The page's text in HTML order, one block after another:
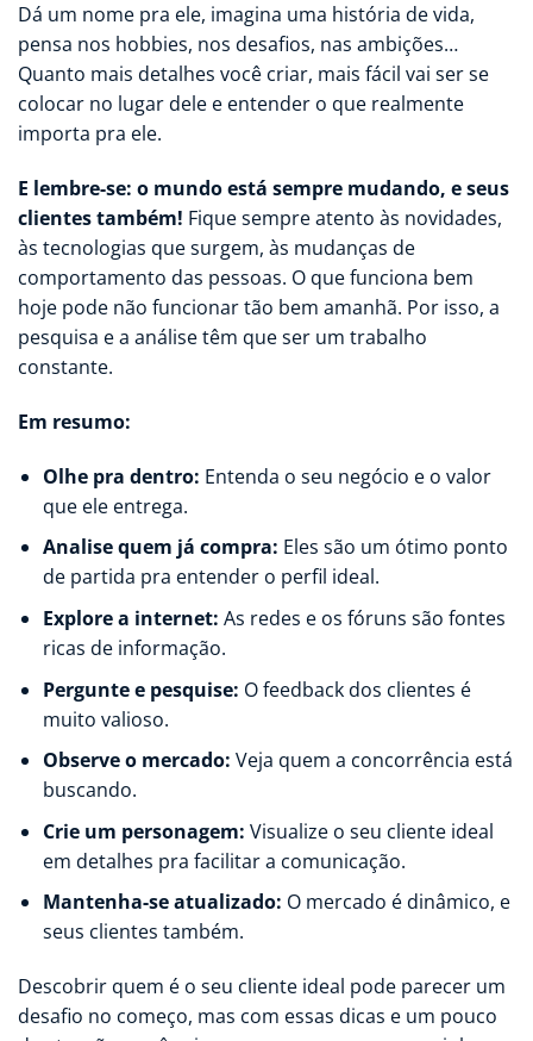
Dá um nome pra ele, imagina uma história de vida,
pensa nos hobbies, nos desafios, nas ambições…
Quanto mais detalhes você criar, mais fácil vai ser se
colocar no lugar dele e entender o que realmente
importa pra ele.
E lembre-se: o mundo está sempre mudando, e seus
clientes também! Fique sempre atento às novidades,
às tecnologias que surgem, às mudanças de
comportamento das pessoas. O que funciona bem
hoje pode não funcionar tão bem amanhã. Por isso, a
pesquisa e a análise têm que ser um trabalho
constante.
Em resumo:
Olhe pra dentro: Entenda o seu negócio e o valor
que ele entrega.
Analise quem já compra: Eles são um ótimo ponto
de partida pra entender o perfil ideal.
Explore a internet: As redes e os fóruns são fontes
ricas de informação.
Pergunte e pesquise: O feedback dos clientes é
muito valioso.
Observe o mercado: Veja quem a concorrência está
buscando.
Crie um personagem: Visualize o seu cliente ideal
em detalhes pra facilitar a comunicação.
Mantenha-se atualizado: O mercado é dinâmico, e
seus clientes também.
Descobrir quem é o seu cliente ideal pode parecer um
desafio no começo, mas com essas dicas e um pouco